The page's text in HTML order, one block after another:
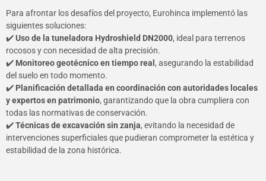
Para afrontar los desafíos del proyecto, Eurohinca implementó las
siguientes soluciones:
✔️Uso de la tuneladora Hydroshield DN2000, ideal para terrenos
rocosos y con necesidad de alta precisión.
✔️ Monitoreo geotécnico en tiempo real , asegurando la estabilidad
del suelo en todo momento.
✔️ Planificación detallada en coordinación con autoridades locales
y expertos en patrimonio, garantizando que la obra cumpliera con
todas las normativas de conservación.
✔️Técnicas de excavación sin zanja, evitando la necesidad de
intervenciones superficiales que pudieran comprometer la estética y
estabilidad de la zona histórica.